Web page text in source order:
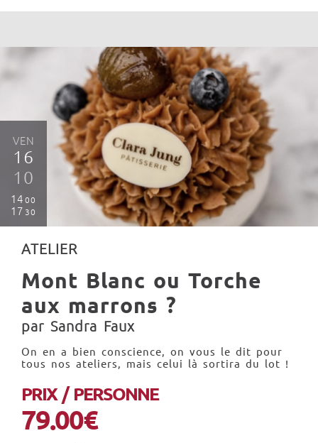
VEN
16
10
14 00
17 30
ATELIER
Mont Blanc ou Torche
aux marrons ?
par Sandra Faux
On en a bien conscience, on vous le dit pour
tous nos ateliers, mais celui là sortira du lot !
PRIX / PERSONNE
79.00€